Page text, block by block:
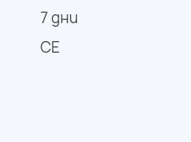
7 дни
CE